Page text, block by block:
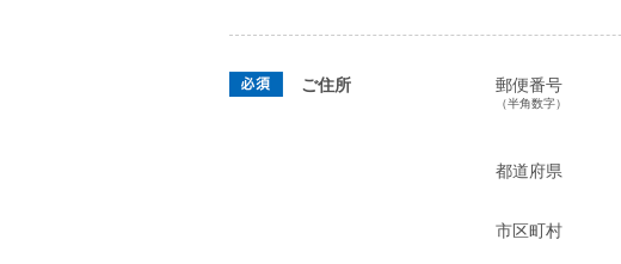
ご住所 郵便番号
（半角数字）
都道府県
市区町村